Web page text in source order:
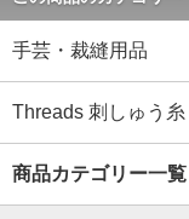
手芸・裁縫用品
Threads 刺しゅう糸
商品カテゴリー一覧